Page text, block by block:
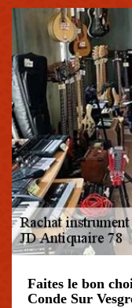
Faites le bon
Conde Sur